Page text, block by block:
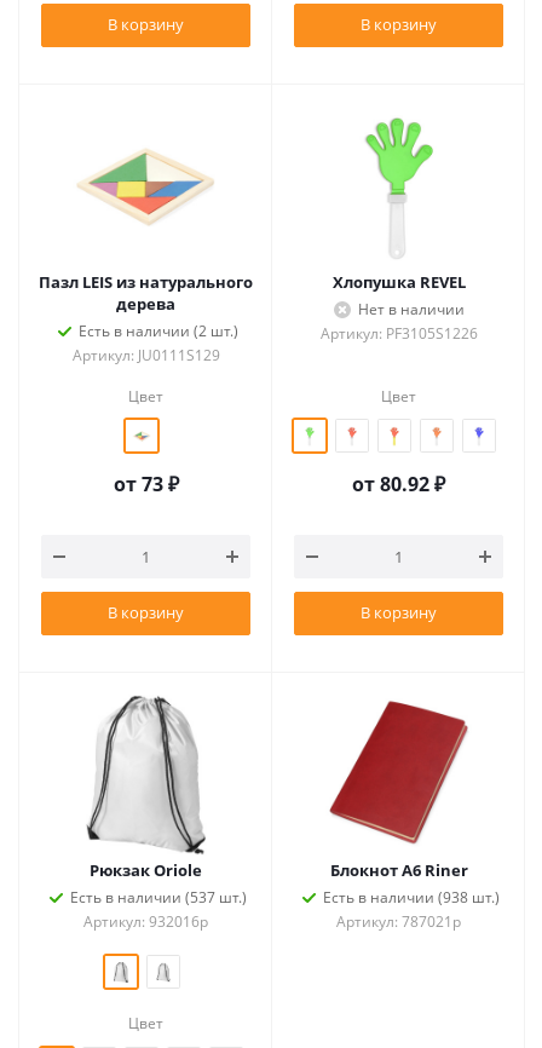
В корзину В корзину
Пазл LEIS из натурального
дерева
Есть в наличии (2 шт.)
Артикул: JU0111S129
Цвет
от73 ₽
В корзину
Хлопушка REVEL
Нет в наличии
Артикул: PF3105S1226
Цвет
от80.92 ₽
В корзину
Рюкзак Oriole
Есть в наличии (537 шт.)
Артикул: 932016p
Цвет
Блокнот А6 Riner
Есть в наличии (938 шт.)
Артикул: 787021p